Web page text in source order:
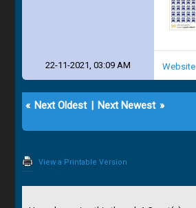
22-11-2021, 03:09 AM Website
« Next Oldest | Next Newest »
View a Printable Version